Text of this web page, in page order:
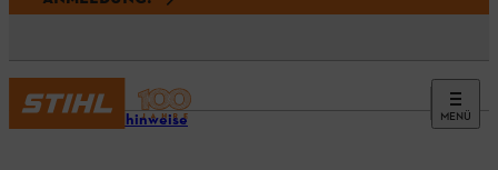
MENÜ
Kundenhinweise